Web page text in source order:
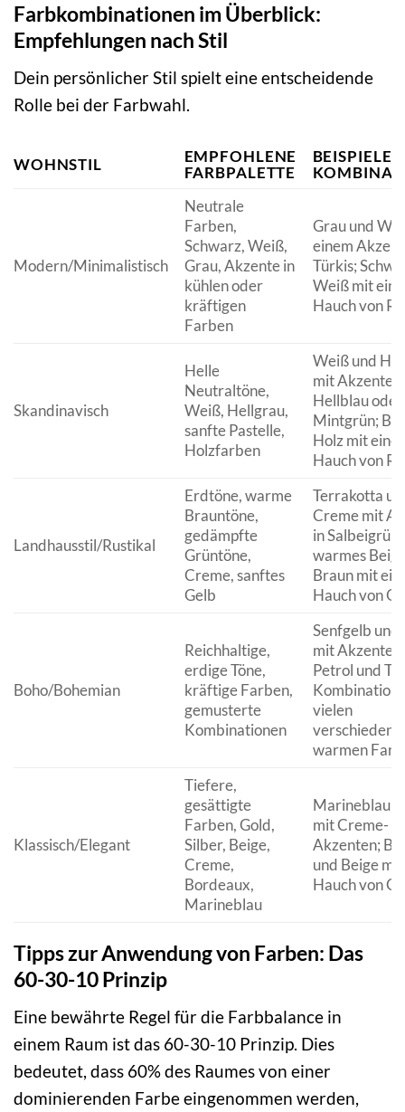
Farbkombinationen im Überblick:
Empfehlungen nach Stil
Dein persönlicher Stil spielt eine entscheidende
Rolle bei der Farbwahl.
WOHNSTIL
EMPFOHLENE
FARBPALETTE
BEISPIELE
Modern/Minimalistisch
Neutrale
Farben,
Schwarz, Weiß,
Grau, Akzente in
kühlen oder
kräftigen
Farben
Grau und
einem
Türkis;
Weiß mit
Hauch von
Skandinavisch
Helle
Neutraltöne,
Weiß, Hellgrau,
sanfte Pastelle,
Holzfarben
Weiß und
mit Akzenten
Hellblau oder
Mintgrün;
Holz mit
Hauch von
Landhausstil/Rustikal
Erdtöne, warme
Brauntöne,
gedämpfte
Grüntöne,
Creme, sanftes
Gelb
Terrakotta
Creme mit
in Salbeigrün;
warmes
Braun mit
Hauch von
Boho/Bohemian
Reichhaltige,
erdige Töne,
kräftige Farben,
gemusterte
Kombinationen
Senfgelb und
mit Akzenten
Petrol und
Kombination
vielen
warmen
Klassisch/Elegant
Tiefere,
gesättigte
Farben, Gold,
Silber, Beige,
Creme,
Bordeaux,
Marineblau
Marineblau
mit Creme-
Akzenten;
und Beige
Hauch von
Tipps zur Anwendung von Farben: Das
60-30-10 Prinzip
Eine bewährte Regel für die Farbbalance in
einem Raum ist das 60-30-10 Prinzip. Dies
bedeutet, dass 60% des Raumes von einer
dominierenden Farbe eingenommen werden,